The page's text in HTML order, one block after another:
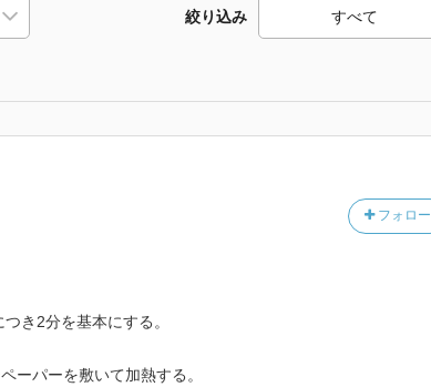
絞り込み
フォロー
き2分を基本にする。
ーパーを敷いて加熱する。